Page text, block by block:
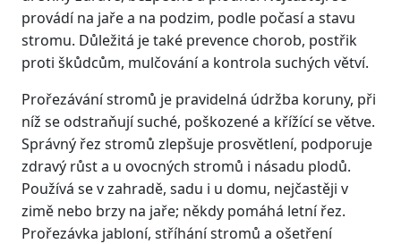
provádí na jaře a na podzim, podle počasí a stavu
stromu. Důležitá je také prevence chorob, postřik
proti škůdcům, mulčování a kontrola suchých větví.
Prořezávání stromů je pravidelná údržba koruny, při
níž se odstraňují suché, poškozené a křížící se větve.
Správný řez stromů zlepšuje prosvětlení, podporuje
zdravý růst a u ovocných stromů i násadu plodů.
Používá se v zahradě, sadu i u domu, nejčastěji v
zimě nebo brzy na jaře; někdy pomáhá letní řez.
Prořezávka jabloní, stříhání stromů a ošetření